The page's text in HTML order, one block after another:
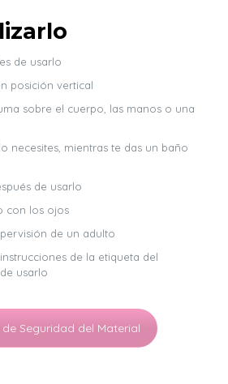
de usarlo
posición vertical
sobre el cuerpo, las manos o una
necesites, mientras te das un baño
de usarlo
con los ojos
de un adulto
de la etiqueta del
usarlo
Seguridad del Material